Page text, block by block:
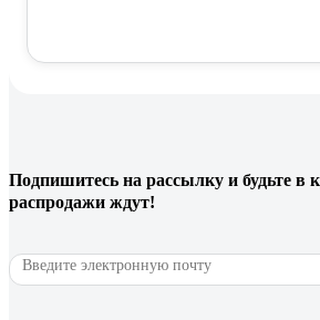
Подпишитесь на рассылку и будьте в
распродажи ждут!